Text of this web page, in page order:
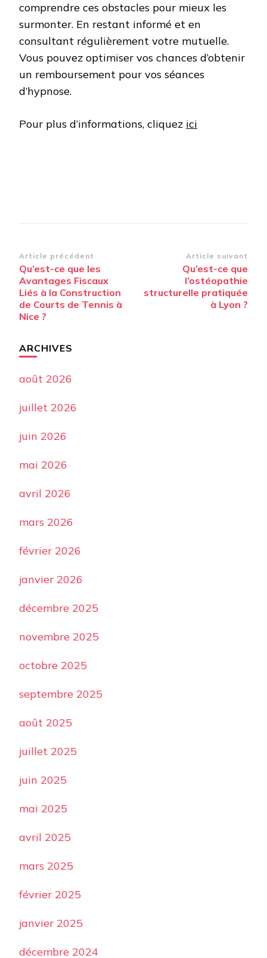
comprendre ces obstacles pour mieux les
surmonter. En restant informé et en
consultant régulièrement votre mutuelle.
Vous pouvez optimiser vos chances d’obtenir
un remboursement pour vos séances
d’hypnose.
Pour plus d’informations, cliquez ici
Navigation
d’article
Article précédent
Qu’est-ce que les
Avantages Fiscaux
Liés à la Construction
de Courts de Tennis à
Nice ?
Article suivant
Qu’est-ce que
l’ostéopathie
structurelle pratiquée
à Lyon ?
ARCHIVES
août 2026
juillet 2026
juin 2026
mai 2026
avril 2026
mars 2026
février 2026
janvier 2026
décembre 2025
novembre 2025
octobre 2025
septembre 2025
août 2025
juillet 2025
juin 2025
mai 2025
avril 2025
mars 2025
février 2025
janvier 2025
décembre 2024